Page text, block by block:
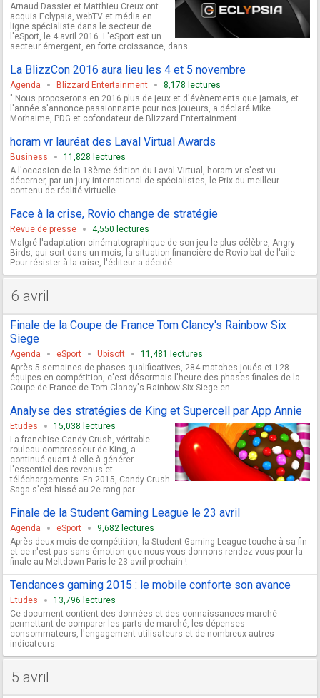
Arnaud Dassier et Matthieu Creux ont
acquis Eclypsia, webTV et média en
ligne spécialiste dans le secteur de
l'eSport, le 4 avril 2016. L'eSport est un
secteur émergent, en forte croissance, dans ...
La BlizzCon 2016 aura lieu les 4 et 5 novembre
Agenda Blizzard Entertainment
8,178 lectures
" Nous proposerons en 2016 plus de jeux et d'évènements que jamais, et
l'année s'annonce passionnante pour nos joueurs, a déclaré Mike
Morhaime, PDG et cofondateur de Blizzard Entertainment.
horam vr lauréat des Laval Virtual Awards
Business
11,828 lectures
A l'occasion de la 18ème édition du Laval Virtual, horam vr s'est vu
décerner, par un jury international de spécialistes, le Prix du meilleur
contenu de réalité virtuelle.
Face à la crise, Rovio change de stratégie
Revue de presse
4,550 lectures
Malgré l'adaptation cinématographique de son jeu le plus célèbre, Angry
Birds, qui sort dans un mois, la situation financière de Rovio bat de l'aile.
Pour résister à la crise, l'éditeur a décidé ...
6 avril
Finale de la Coupe de France Tom Clancy's Rainbow Six
Siege
Agenda eSport Ubisoft
11,481 lectures
Après 5 semaines de phases qualificatives, 284 matches joués et 128
équipes en compétition, c'est désormais l'heure des phases finales de la
Coupe de France de Tom Clancy's Rainbow Six Siege en ...
Analyse des stratégies de King et Supercell par App Annie
Etudes
15,038 lectures
La franchise Candy Crush, véritable
rouleau compresseur de King, a
continué quant à elle à générer
l'essentiel des revenus et
téléchargements. En 2015, Candy Crush
Saga s'est hissé au 2e rang par ...
Finale de la Student Gaming League le 23 avril
Agenda eSport
9,682 lectures
Après deux mois de compétition, la Student Gaming League touche à sa fin
et ce n'est pas sans émotion que nous vous donnons rendez-vous pour la
finale au Meltdown Paris le 23 avril prochain !
Tendances gaming 2015 : le mobile conforte son avance
Etudes
13,796 lectures
Ce document contient des données et des connaissances marché
permettant de comparer les parts de marché, les dépenses
consommateurs, l'engagement utilisateurs et de nombreux autres
indicateurs.
5 avril